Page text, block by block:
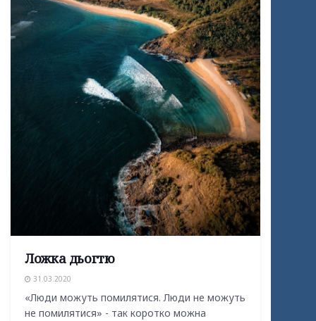
Ложка дьогтю
31.03.2020
«Люди можуть помилятися. Люди не можуть
не помилятися» - так коротко можна